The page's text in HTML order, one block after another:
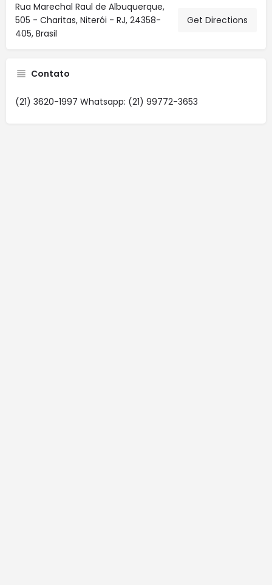
Rua Marechal Raul de Albuquerque,
505 - Charitas, Niterói - RJ, 24358-
405, Brasil
Get Directions
Contato
(21) 3620-1997 Whatsapp: (21) 99772-3653